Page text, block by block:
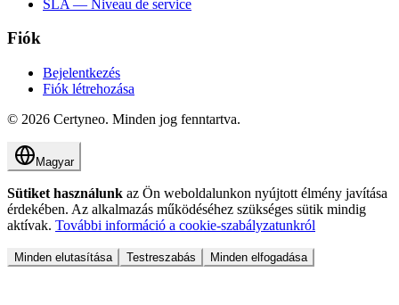
SLA — Niveau de service
Fiók
Bejelentkezés
Fiók létrehozása
© 2026 Certyneo. Minden jog fenntartva.
Magyar
Sütiket használunk az Ön weboldalunkon nyújtott élmény javítása
érdekében. Az alkalmazás működéséhez szükséges sütik mindig
aktívak. További információ a cookie-szabályzatunkról
Minden elutasítása Testreszabás Minden elfogadása